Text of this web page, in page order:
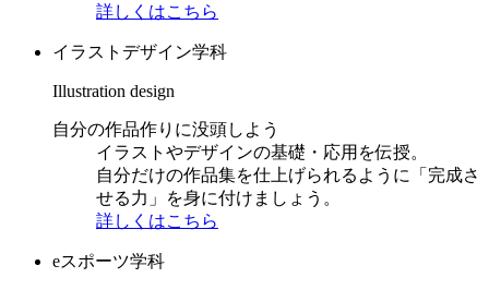
詳しくはこちら
イラストデザイン学科
Illustration design
自分の作品作りに没頭しよう
イラストやデザインの基礎・応用を伝授。
自分だけの作品集を仕上げられるように「完成さ
せる力」を身に付けましょう。
詳しくはこちら
eスポーツ学科